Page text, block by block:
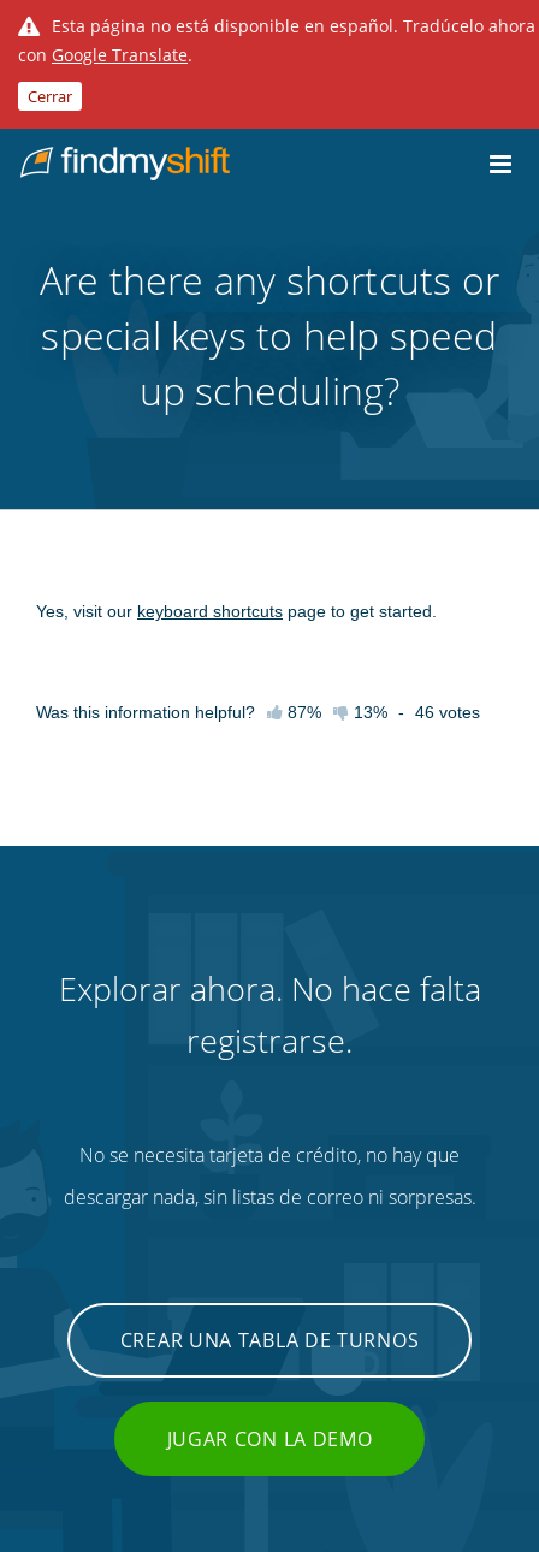
Esta página no está disponible en español. Tradúcelo ahora
con Google Translate.
Cerrar
Inicio
Are there any shortcuts or
special keys to help speed
up scheduling?
Yes, visit our keyboard shortcuts page to get started.
Was this information helpful? 87% 13% - 46 votes
Explorar ahora. No hace falta
registrarse.
No se necesita tarjeta de crédito, no hay que
descargar nada, sin listas de correo ni sorpresas.
CREAR UNA TABLA DE TURNOS
JUGAR CON LA DEMO